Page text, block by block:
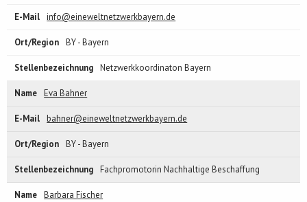
info@eineweltnetzwerkbayern.de
BY - Bayern
Netzwerkkoordinaton Bayern
Eva Bahner
bahner@eineweltnetzwerkbayern.de
BY - Bayern
Fachpromotorin Nachhaltige Beschaffung
Barbara Fischer